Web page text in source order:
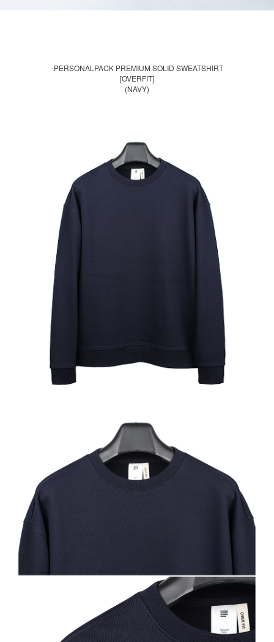
-PERSONALPACK PREMIUM SOLID SWEATSHIRT
[OVERFIT]
(NAVY)